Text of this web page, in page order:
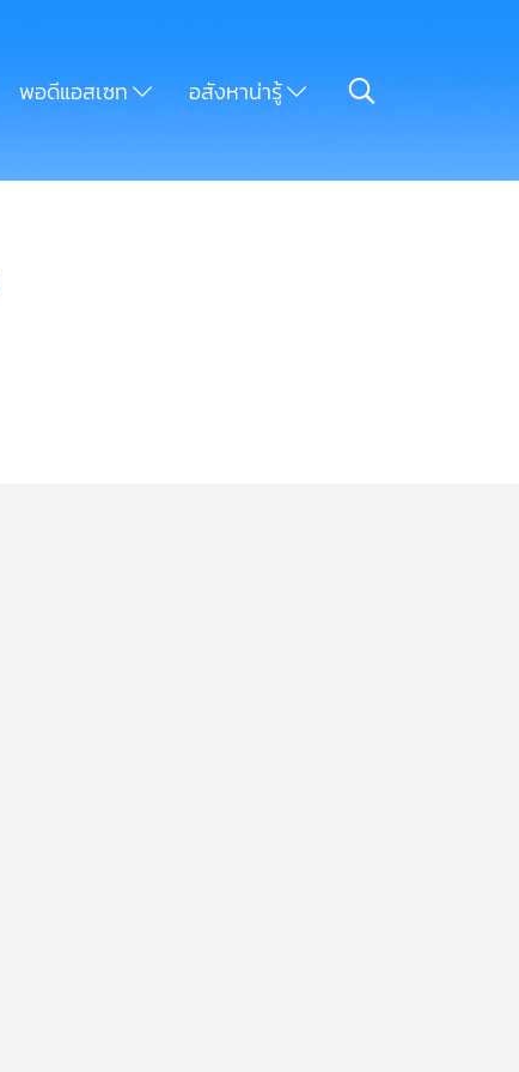
พอดีแอสเซท อสังหาน่ารู้